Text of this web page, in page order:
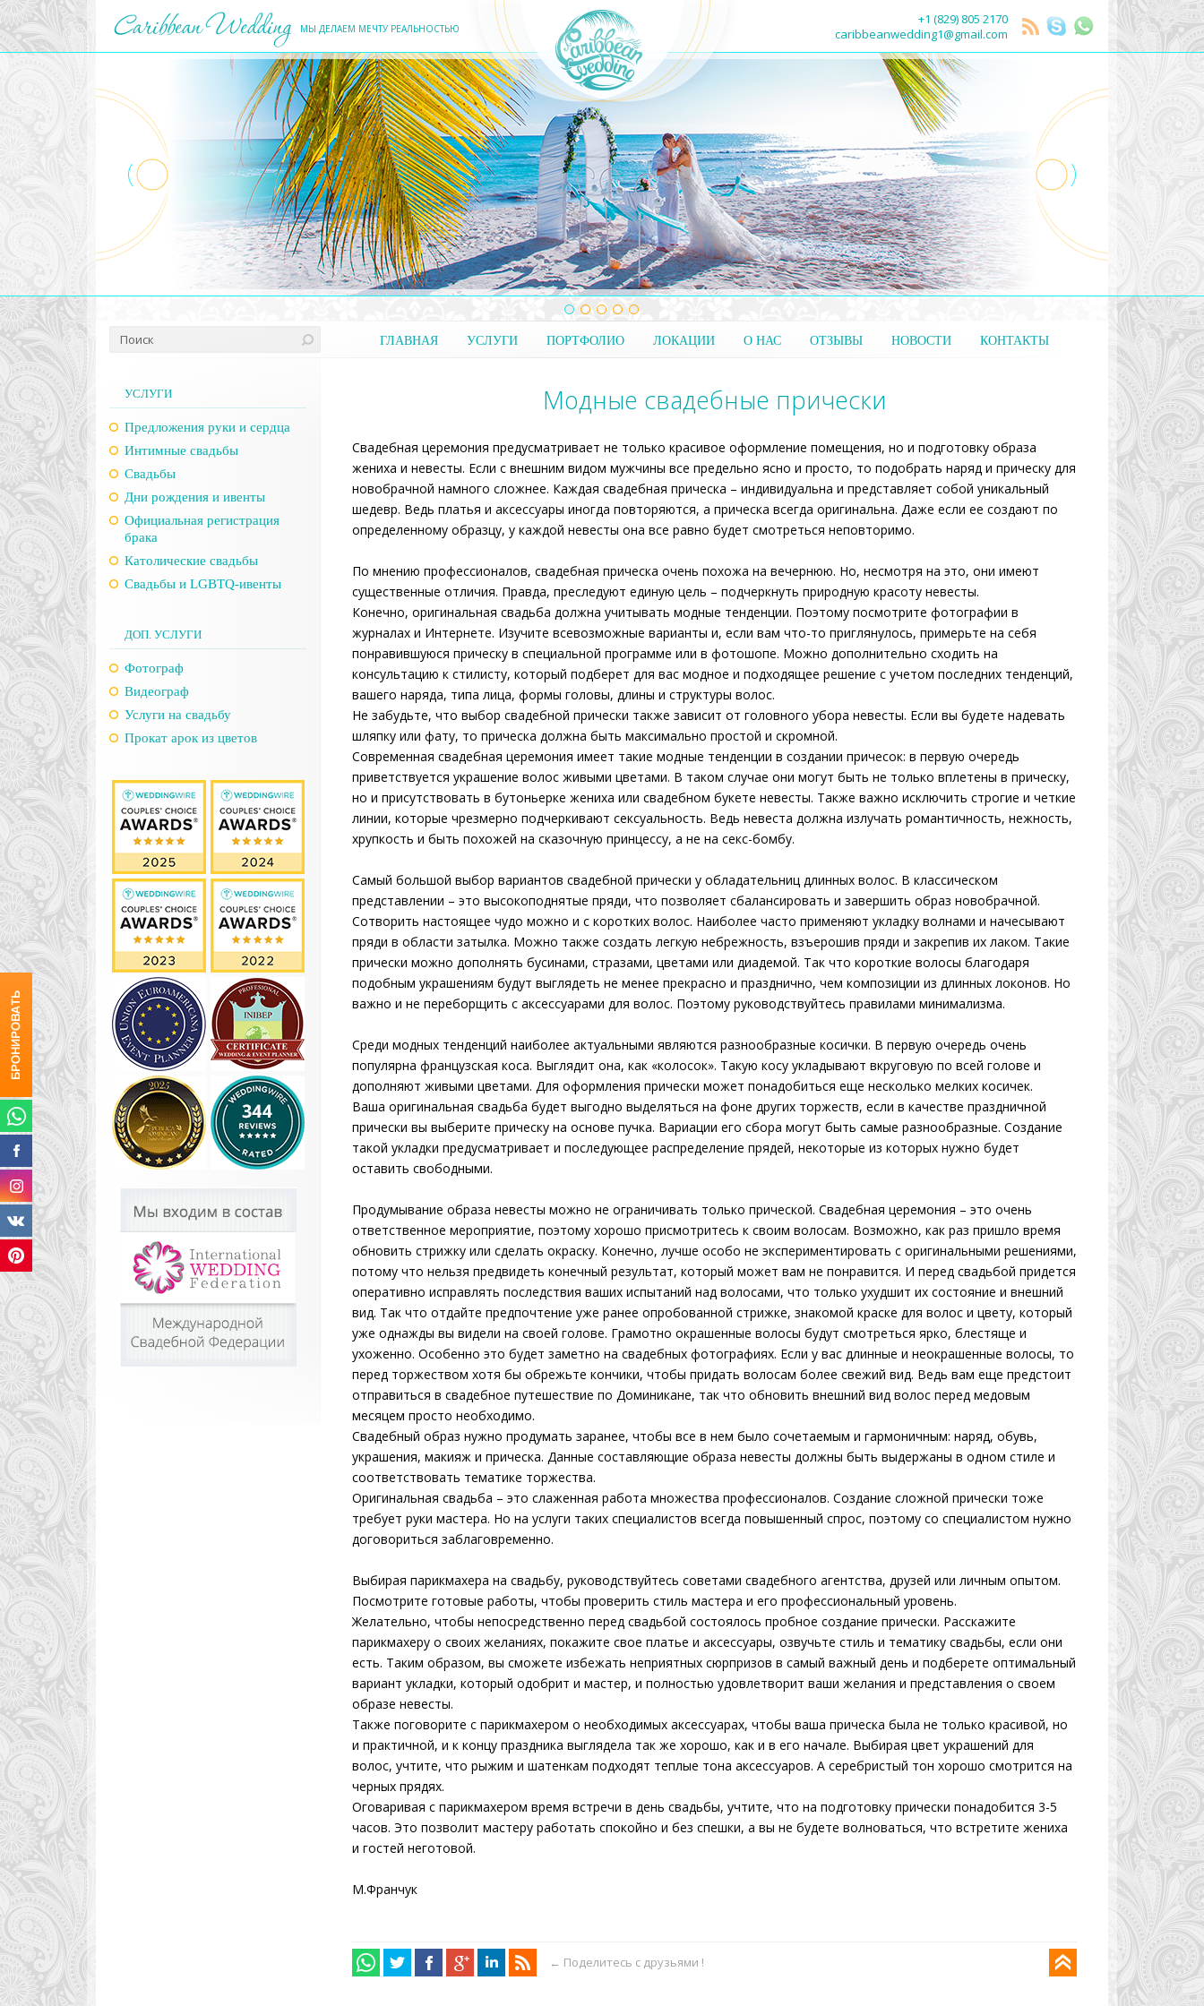
МЫ ДЕЛАЕМ МЕЧТУ РЕАЛЬНОСТЬЮ
+1 (829) 805 2170
caribbeanwedding1@gmail.com
ГЛАВНАЯ УСЛУГИ ПОРТФОЛИО ЛОКАЦИИ О НАС ОТЗЫВЫ НОВОСТИ КОНТАКТЫ
Модные свадебные прически
Свадебная церемония предусматривает не только красивое оформление помещения, но и подготовку образа
жениха и невесты. Если с внешним видом мужчины все предельно ясно и просто, то подобрать наряд и прическу для
новобрачной намного сложнее. Каждая свадебная прическа – индивидуальна и представляет собой уникальный
шедевр. Ведь платья и аксессуары иногда повторяются, а прическа всегда оригинальна. Даже если ее создают по
определенному образцу, у каждой невесты она все равно будет смотреться неповторимо.
По мнению профессионалов, свадебная прическа очень похожа на вечернюю. Но, несмотря на это, они имеют
существенные отличия. Правда, преследуют единую цель – подчеркнуть природную красоту невесты.
Конечно, оригинальная свадьба должна учитывать модные тенденции. Поэтому посмотрите фотографии в
журналах и Интернете. Изучите всевозможные варианты и, если вам что-то приглянулось, примерьте на себя
понравившуюся прическу в специальной программе или в фотошопе. Можно дополнительно сходить на
консультацию к стилисту, который подберет для вас модное и подходящее решение с учетом последних тенденций,
вашего наряда, типа лица, формы головы, длины и структуры волос.
Не забудьте, что выбор свадебной прически также зависит от головного убора невесты. Если вы будете надевать
шляпку или фату, то прическа должна быть максимально простой и скромной.
Современная свадебная церемония имеет такие модные тенденции в создании причесок: в первую очередь
приветствуется украшение волос живыми цветами. В таком случае они могут быть не только вплетены в прическу,
но и присутствовать в бутоньерке жениха или свадебном букете невесты. Также важно исключить строгие и четкие
линии, которые чрезмерно подчеркивают сексуальность. Ведь невеста должна излучать романтичность, нежность,
хрупкость и быть похожей на сказочную принцессу, а не на секс-бомбу.
Самый большой выбор вариантов свадебной прически у обладательниц длинных волос. В классическом
представлении – это высокоподнятые пряди, что позволяет сбалансировать и завершить образ новобрачной.
Сотворить настоящее чудо можно и с коротких волос. Наиболее часто применяют укладку волнами и начесывают
пряди в области затылка. Можно также создать легкую небрежность, взъерошив пряди и закрепив их лаком. Такие
прически можно дополнять бусинами, стразами, цветами или диадемой. Так что короткие волосы благодаря
подобным украшениям будут выглядеть не менее прекрасно и празднично, чем композиции из длинных локонов. Но
важно и не переборщить с аксессуарами для волос. Поэтому руководствуйтесь правилами минимализма.
Среди модных тенденций наиболее актуальными являются разнообразные косички. В первую очередь очень
популярна французская коса. Выглядит она, как «колосок». Такую косу укладывают вкруговую по всей голове и
дополняют живыми цветами. Для оформления прически может понадобиться еще несколько мелких косичек.
Ваша оригинальная свадьба будет выгодно выделяться на фоне других торжеств, если в качестве праздничной
прически вы выберите прическу на основе пучка. Вариации его сбора могут быть самые разнообразные. Создание
такой укладки предусматривает и последующее распределение прядей, некоторые из которых нужно будет
оставить свободными.
Продумывание образа невесты можно не ограничивать только прической. Свадебная церемония – это очень
ответственное мероприятие, поэтому хорошо присмотритесь к своим волосам. Возможно, как раз пришло время
обновить стрижку или сделать окраску. Конечно, лучше особо не экспериментировать с оригинальными решениями,
потому что нельзя предвидеть конечный результат, который может вам не понравится. И перед свадьбой придется
оперативно исправлять последствия ваших испытаний над волосами, что только ухудшит их состояние и внешний
вид. Так что отдайте предпочтение уже ранее опробованной стрижке, знакомой краске для волос и цвету, который
уже однажды вы видели на своей голове. Грамотно окрашенные волосы будут смотреться ярко, блестяще и
ухоженно. Особенно это будет заметно на свадебных фотографиях. Если у вас длинные и неокрашенные волосы, то
перед торжеством хотя бы обрежьте кончики, чтобы придать волосам более свежий вид. Ведь вам еще предстоит
отправиться в свадебное путешествие по Доминикане, так что обновить внешний вид волос перед медовым
месяцем просто необходимо.
Свадебный образ нужно продумать заранее, чтобы все в нем было сочетаемым и гармоничным: наряд, обувь,
украшения, макияж и прическа. Данные составляющие образа невесты должны быть выдержаны в одном стиле и
соответствовать тематике торжества.
Оригинальная свадьба – это слаженная работа множества профессионалов. Создание сложной прически тоже
требует руки мастера. Но на услуги таких специалистов всегда повышенный спрос, поэтому со специалистом нужно
договориться заблаговременно.
Выбирая парикмахера на свадьбу, руководствуйтесь советами свадебного агентства, друзей или личным опытом.
Посмотрите готовые работы, чтобы проверить стиль мастера и его профессиональный уровень.
Желательно, чтобы непосредственно перед свадьбой состоялось пробное создание прически. Расскажите
парикмахеру о своих желаниях, покажите свое платье и аксессуары, озвучьте стиль и тематику свадьбы, если они
есть. Таким образом, вы сможете избежать неприятных сюрпризов в самый важный день и подберете оптимальный
вариант укладки, который одобрит и мастер, и полностью удовлетворит ваши желания и представления о своем
образе невесты.
Также поговорите с парикмахером о необходимых аксессуарах, чтобы ваша прическа была не только красивой, но
и практичной, и к концу праздника выглядела так же хорошо, как и в его начале. Выбирая цвет украшений для
волос, учтите, что рыжим и шатенкам подходят теплые тона аксессуаров. А серебристый тон хорошо смотрится на
черных прядях.
Оговаривая с парикмахером время встречи в день свадьбы, учтите, что на подготовку прически понадобится 3-5
часов. Это позволит мастеру работать спокойно и без спешки, а вы не будете волноваться, что встретите жениха
и гостей неготовой.
М.Франчук
← Поделитесь с друзьями !
УСЛУГИ
Предложения руки и сердца
Интимные свадьбы
Свадьбы
Дни рождения и ивенты
Официальная регистрация
брака
Католические свадьбы
Свадьбы и LGBTQ-ивенты
ДОП. УСЛУГИ
Фотограф
Видеограф
Услуги на свадьбу
Прокат арок из цветов